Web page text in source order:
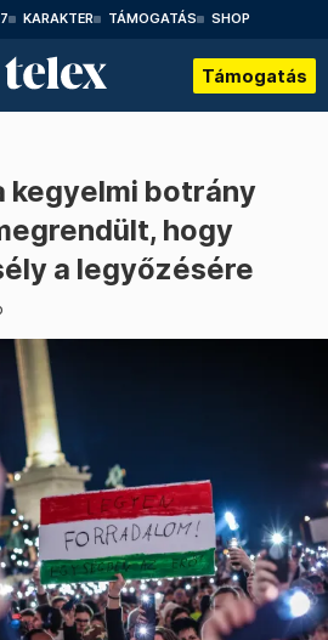
KARAKTER TÁMOGATÁS SHOP
Támogatás
kegyelmi botrány
hogy
a legyőzésére